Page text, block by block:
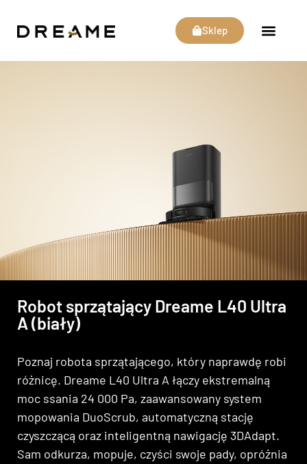
Sklep
Robot sprzątający Dreame L40 Ultra
A (biały)
Poznaj robota sprzątającego, który naprawdę robi
różnicę. Dreame L40 Ultra A łączy ekstremalną
moc ssania 24 000 Pa, zaawansowany system
mopowania DuoScrub, automatyczną stację
czyszczącą oraz inteligentną nawigację 3DAdapt.
Sam odkurza, mopuje, czyści swoje pady, opróżnia